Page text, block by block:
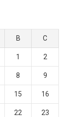
B C
1 2
8 9
15 16
22 23